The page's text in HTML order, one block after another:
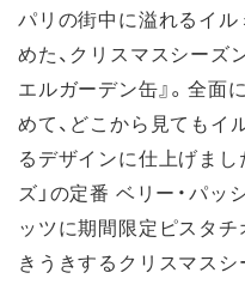
パリの街中に溢れるイ
めた、クリスマスシーズ
エルガーデン缶』。全面
めて、どこから見てもイ
るデザインに仕上げまし
ズ」の定番 ベリー・パッ
ッツに期間限定ピスタ
きうきするクリスマスシ